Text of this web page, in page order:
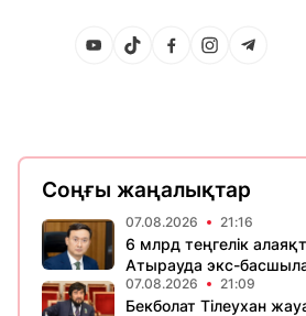
Соңғы жаңалықтар
07.08.2026 21:16
6 млрд теңгелік
Атырауда экс-
07.08.2026 21:09
Бекболат Тілеухан